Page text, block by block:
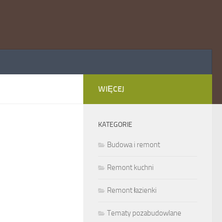
WIĘCEJ
KATEGORIE
Budowa i remont
Remont kuchni
Remont łazienki
Tematy pozabudowlane